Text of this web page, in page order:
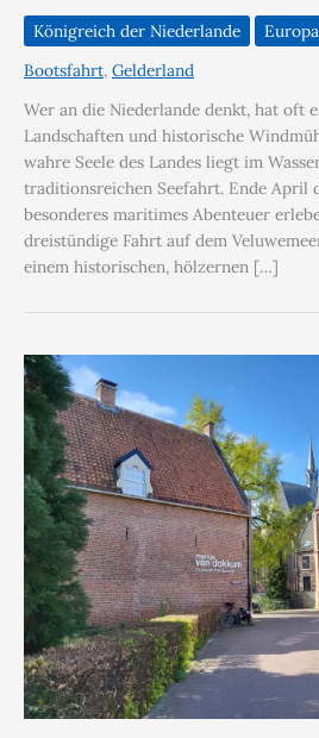
Königreich der Niederlande Europa
Bootsfahrt, Gelderland
Wer an die Niederlande denkt, hat oft
Landschaften und historische
wahre Seele des Landes liegt im
traditionsreichen Seefahrt. Ende April
besonderes maritimes Abenteuer
dreistündige Fahrt auf dem
einem historischen, hölzernen […]